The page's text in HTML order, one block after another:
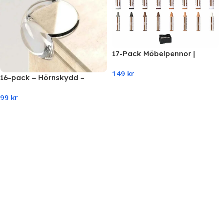
16-pack – Hörnskydd –
Transparent
99 kr
17-Pack Möbelpennor |
Vax för Träytor
149 kr